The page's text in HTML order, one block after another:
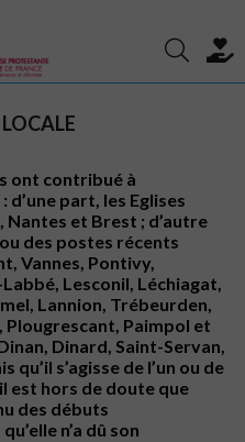
LOCALE
ont contribué à
d’une part, les Eglises
Nantes et Brest ; d’autre
des postes récents
Vannes, Pontivy,
Lesconil, Léchiagat,
Lannion, Trébeurden,
Plougrescant, Paimpol et
Dinard, Saint-Servan,
s’agisse de l’un ou de
est hors de doute que
des débuts
n’a dû son